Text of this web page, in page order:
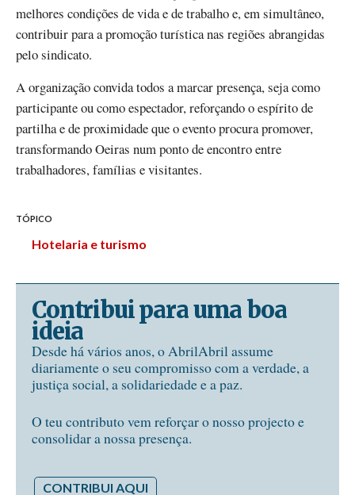
melhores condições de vida e de trabalho e, em simultâneo,
contribuir para a promoção turística nas regiões abrangidas
pelo sindicato.
A organização convida todos a marcar presença, seja como
participante ou como espectador, reforçando o espírito de
partilha e de proximidade que o evento procura promover,
transformando Oeiras num ponto de encontro entre
trabalhadores, famílias e visitantes.
TÓPICO
Hotelaria e turismo
Contribui para uma boa
ideia
Desde há vários anos, o AbrilAbril assume
diariamente o seu compromisso com a verdade, a
justiça social, a solidariedade e a paz.
O teu contributo vem reforçar o nosso projecto e
consolidar a nossa presença.
CONTRIBUI AQUI